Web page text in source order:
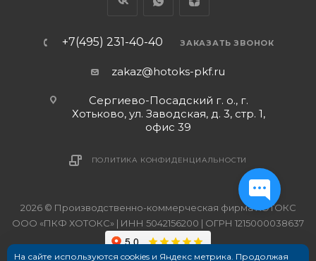
+7(495) 231-40-40 ЗАКАЗАТЬ ЗВОНОК
zakaz@hotoks-pkf.ru
Сергиево-Посадский г. о., г.
Хотьково, ул. Заводская, д. 3, стр. 1,
офис 39
ПОЛИТИКА КОНФИДЕНЦИАЛЬНОСТИ
2026 © Производственно-коммерческая фирма ХОТОКС
ООО «ПКФ ХОТОКС» | ИНН 5042156200 | ОГРН 1215000038637
На сайте используются cookies и Яндекс метрика. Продолжая